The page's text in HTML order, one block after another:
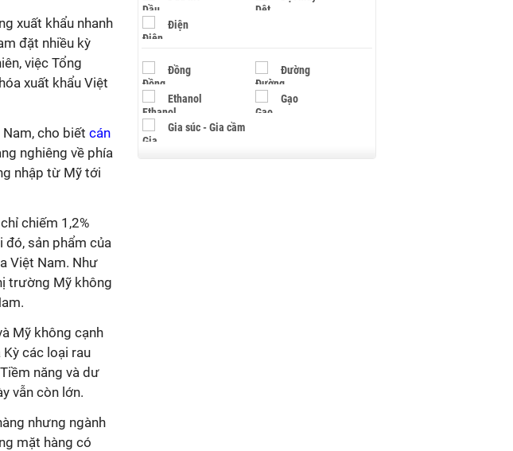
xuất khẩu nhanh
đặt nhiều kỳ
việc Tổng
xuất khẩu Việt
cho biết cán
nghiêng về phía
nhập từ Mỹ tới
chiếm 1,2%
đó, sản phẩm của
Việt Nam. Như
trường Mỹ không
Mỹ không cạnh
các loại rau
năng và dư
vẫn còn lớn.
nhưng ngành
mặt hàng có
Điện
Đồng Đường
Ethanol Gạo
Gia súc - Gia cầm